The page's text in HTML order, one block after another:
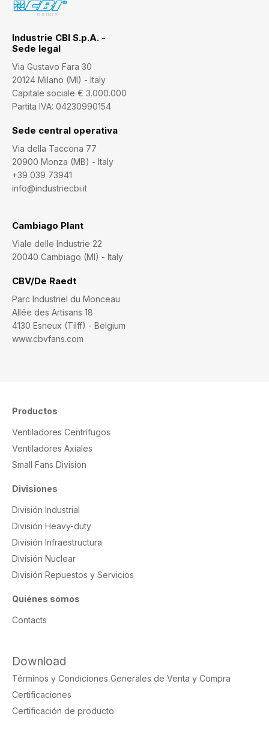
Industrie CBI S.p.A. -
Sede legal
Via Gustavo Fara 30
20124 Milano (MI) - Italy
Capitale sociale € 3.000.000
Partita IVA: 04230990154
Sede central operativa
Via della Taccona 77
20900 Monza (MB) - Italy
+39 039 73941
info@industriecbi.it
Cambiago Plant
Viale delle Industrie 22
20040 Cambiago (MI) - Italy
CBV/De Raedt
Parc Industriel du Monceau
Allée des Artisans 18
4130 Esneux (Tilff) - Belgium
www.cbvfans.com
Productos
Ventiladores Centrífugos
Ventiladores Axiales
Small Fans Division
Divisiones
División Industrial
División Heavy-duty
División Infraestructura
División Nuclear
División Repuestos y Servicios
Quiénes somos
Contacts
Download
Términos y Condiciones Generales de Venta y Compra
Certificaciones
Certificación de producto